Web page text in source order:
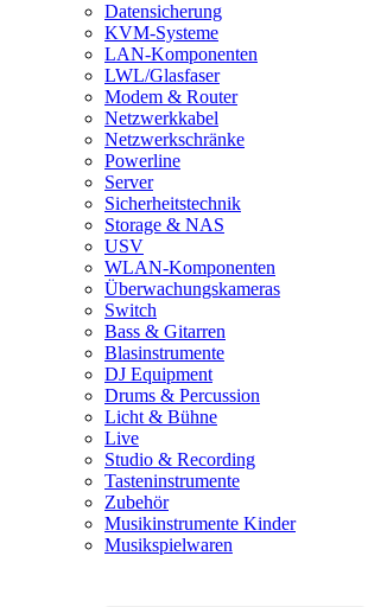
Datensicherung
KVM-Systeme
LAN-Komponenten
LWL/Glasfaser
Modem & Router
Netzwerkkabel
Netzwerkschränke
Powerline
Server
Sicherheitstechnik
Storage & NAS
USV
WLAN-Komponenten
Überwachungskameras
Switch
Bass & Gitarren
Blasinstrumente
DJ Equipment
Drums & Percussion
Licht & Bühne
Live
Studio & Recording
Tasteninstrumente
Zubehör
Musikinstrumente Kinder
Musikspielwaren